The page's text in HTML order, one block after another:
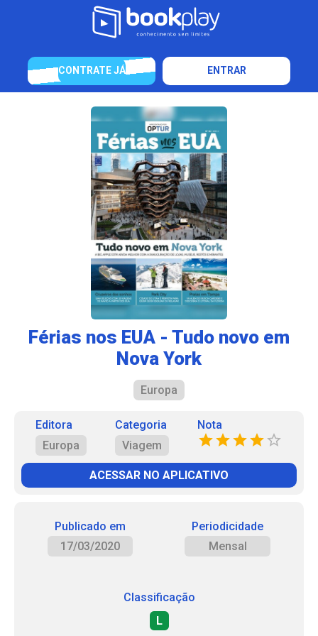
CONTRATE JÁ ENTRAR
Férias nos EUA - Tudo novo em
Nova York
Europa
Editora
Europa
Categoria
Viagem
Nota
ACESSAR NO APLICATIVO
Publicado em
17/03/2020
Periodicidade
Mensal
Classificação
L